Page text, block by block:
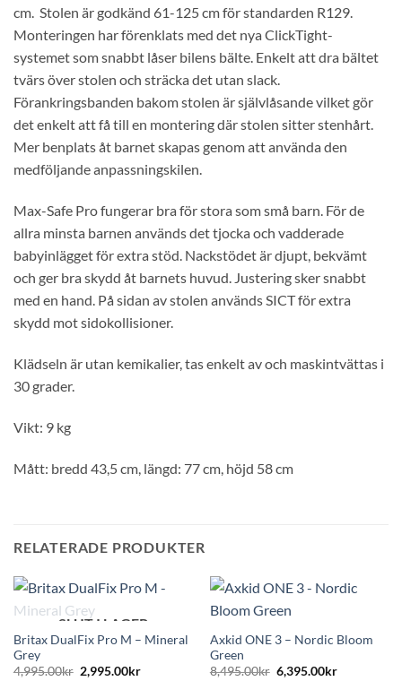
cm. Stolen är godkänd 61-125 cm för standarden R129.
Monteringen har förenklats med det nya ClickTight-
systemet som snabbt låser bilens bälte. Enkelt att dra bältet
tvärs över stolen och sträcka det utan slack.
Förankringsbanden bakom stolen är självlåsande vilket gör
det enkelt att få till en montering där stolen sitter stenhårt.
Mer benplats åt barnet skapas genom att använda den
medföljande anpassningskilen.
Max-Safe Pro fungerar bra för stora som små barn. För de
allra minsta barnen används det tjocka och vadderade
babyinlägget för extra stöd. Nackstödet är djupt, bekvämt
och ger bra skydd åt barnets huvud. Justering sker snabbt
med en hand. På sidan av stolen används SICT för extra
skydd mot sidokollisioner.
Klädseln är utan kemikalier, tas enkelt av och maskintvättas i
30 grader.
Vikt: 9 kg
Mått: bredd 43,5 cm, längd: 77 cm, höjd 58 cm
RELATERADE PRODUKTER
SLUT I LAGER
Britax DualFix Pro M – Mineral
Grey
4,995.00kr Det
2,995.00krDet
Axkid ONE 3 – Nordic Bloom
Green
8,495.00kr Det
6,395.00krDet